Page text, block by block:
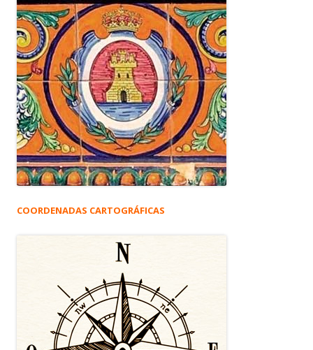
COORDENADAS CARTOGRÁFICAS